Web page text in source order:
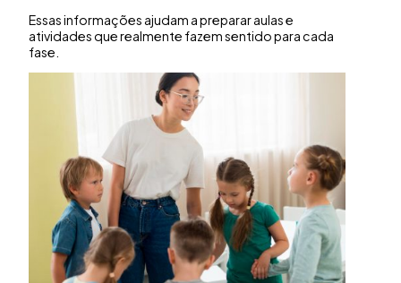
Essas informações ajudam a preparar aulas e
atividades que realmente fazem sentido para cada
fase.